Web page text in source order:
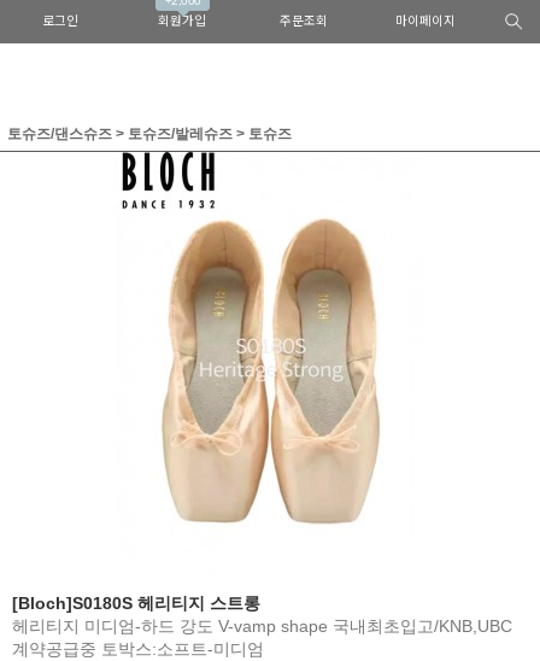
로그인 회원가입 주문조회 마이페이지
토슈즈/댄스슈즈 > 토슈즈/발레슈즈 > 토슈즈
[Bloch]S0180S 헤리티지 스트롱
헤리티지 미디엄-하드 강도 V-vamp shape 국내최초입고/KNB,UBC
계약공급중 토박스:소프트-미디엄